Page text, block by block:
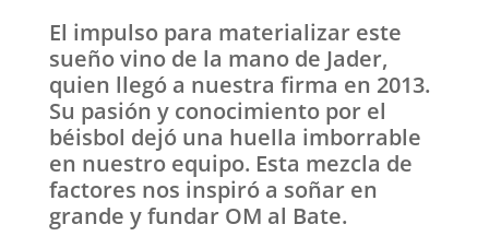
El impulso para materializar este
sueño vino de la mano de Jader,
quien llegó a nuestra firma en 2013.
Su pasión y conocimiento por el
béisbol dejó una huella imborrable
en nuestro equipo. Esta mezcla de
factores nos inspiró a soñar en
grande y fundar OM al Bate.